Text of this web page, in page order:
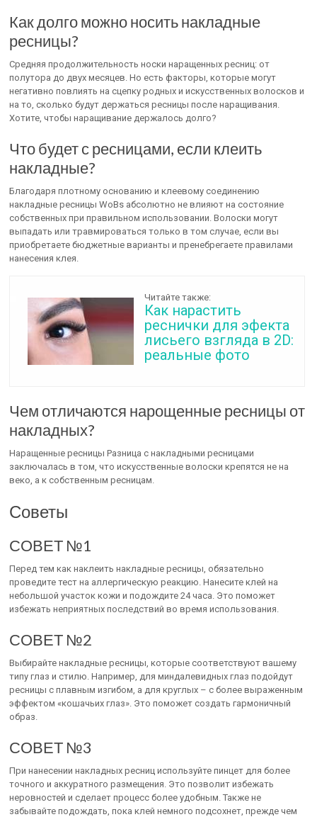
Как долго можно носить накладные
ресницы?
Средняя продолжительность носки наращенных ресниц: от
полутора до двух месяцев. Но есть факторы, которые могут
негативно повлиять на сцепку родных и искусственных волосков и
на то, сколько будут держаться ресницы после наращивания.
Хотите, чтобы наращивание держалось долго?
Что будет с ресницами, если клеить
накладные?
Благодаря плотному основанию и клеевому соединению
накладные ресницы WoBs абсолютно не влияют на состояние
собственных при правильном использовании. Волоски могут
выпадать или травмироваться только в том случае, если вы
приобретаете бюджетные варианты и пренебрегаете правилами
нанесения клея.
Читайте также:
Как нарастить
реснички для эфекта
лисьего взгляда в 2D:
реальные фото
Чем отличаются нарощенные ресницы от
накладных?
Наращенные ресницы Разница с накладными ресницами
заключалась в том, что искусственные волоски крепятся не на
веко, а к собственным ресницам.
Советы
СОВЕТ №1
Перед тем как наклеить накладные ресницы, обязательно
проведите тест на аллергическую реакцию. Нанесите клей на
небольшой участок кожи и подождите 24 часа. Это поможет
избежать неприятных последствий во время использования.
СОВЕТ №2
Выбирайте накладные ресницы, которые соответствуют вашему
типу глаз и стилю. Например, для миндалевидных глаз подойдут
ресницы с плавным изгибом, а для круглых – с более выраженным
эффектом «кошачьих глаз». Это поможет создать гармоничный
образ.
СОВЕТ №3
При нанесении накладных ресниц используйте пинцет для более
точного и аккуратного размещения. Это позволит избежать
неровностей и сделает процесс более удобным. Также не
забывайте подождать, пока клей немного подсохнет, прежде чем